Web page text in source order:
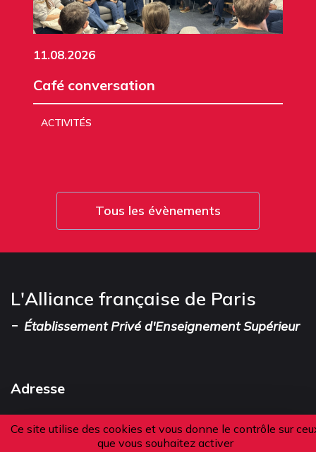
Ce site utilise des cookies et vous donne le contrôle sur
que vous souhaitez activer
11.08.2026
Café conversation
ACTIVITÉS
Tous les évènements
L'Alliance française de Paris
- Établissement Privé d'Enseignement Supérieur
Adresse
101 boulevard Raspail
75006 Paris